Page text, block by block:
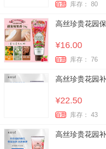
自营 库存： 80
高丝珍贵花园
¥16.00
自营 库存： 76
高丝珍贵花园
¥22.50
自营 库存： 43
高丝珍贵花园